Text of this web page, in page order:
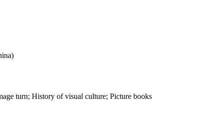
turn; History of visual culture; Picture books